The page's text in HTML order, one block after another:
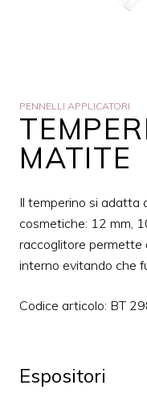
PENNELLI APPLICATORI
MATITE
Il temperino si adatta
cosmetiche: 12 mm,
raccoglitore permette
interno evitando che
Codice articolo: BT
Espositori